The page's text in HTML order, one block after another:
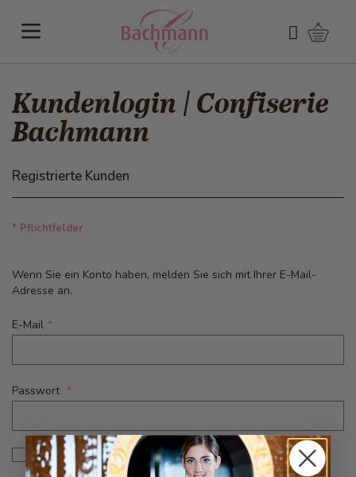
Suchen
Kundenlogin | Confiserie
Bachmann
Registrierte Kunden
* Pflichtfelder
Wenn Sie ein Konto haben, melden Sie sich mit Ihrer E-Mail-
Adresse an.
E-Mail
Passwort
Passwort anzeigen